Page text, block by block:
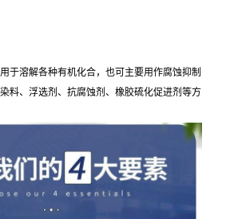
于溶解各种有机化合，也可主要用作腐蚀抑制
料、浮选剂、抗腐蚀剂、橡胶硫化促进剂等方